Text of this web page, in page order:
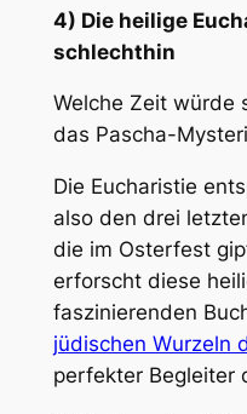
4) Die heilige
schlechthin
Welche Zeit würde
das Pascha-
Die Eucharistie
also den drei
die im Osterfest
erforscht diese
faszinierenden
jüdischen Wurzeln
perfekter Begleiter